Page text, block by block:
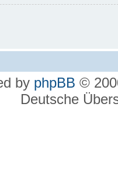
by phpBB ©
Deutsche